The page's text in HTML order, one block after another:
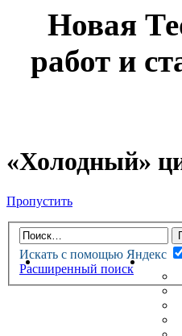
Новая
работ и
«Холодный»
Пропустить
Искать с помощью Яндекс
Расширенный поиск
НОВАЯ ТЕОРИЯ